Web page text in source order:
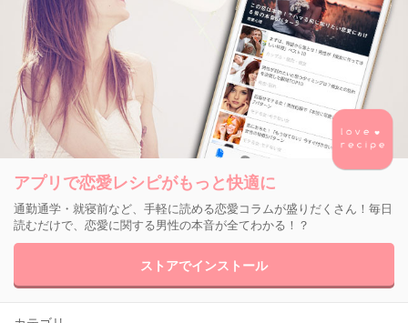
アプリで恋愛レシピがもっと快適に
通勤通学・就寝前など、手軽に読める恋愛コラムが盛りだくさん！毎日
読むだけで、恋愛に関する男性の本音が全てわかる！？
ストアでインストール